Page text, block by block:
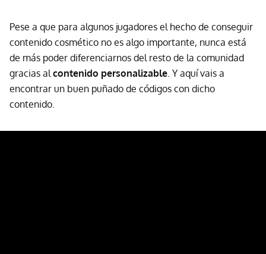
Pese a que para algunos jugadores el hecho de conseguir
contenido cosmético no es algo importante, nunca está
de más poder diferenciarnos del resto de la comunidad
gracias al contenido personalizable . Y aquí vais a
encontrar un buen puñado de códigos con dicho
contenido.